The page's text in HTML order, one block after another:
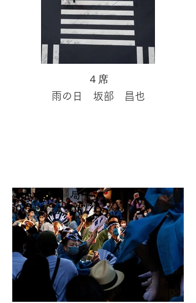
４席
雨の日 坂部 昌也